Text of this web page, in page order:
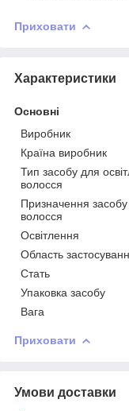
Приховати
Характеристики
Основні
Виробник
Країна виробник
Тип засобу для
волосся
Призначення
волосся
Освітлення
Область
Стать
Упаковка засобу
Вага
Приховати
Умови доставки